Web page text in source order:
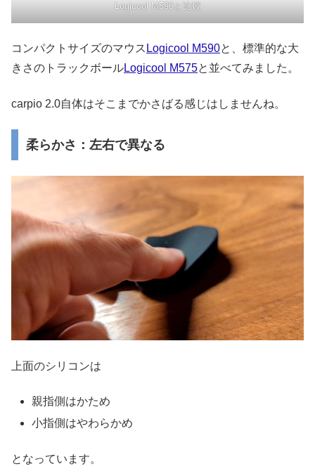
Logicool M590と比較
コンパクトサイズのマウス Logicool M590と、標準的な大
きさのトラックボールLogicool M575と並べてみました。
carpio 2.0自体はそこまでかさばる感じはしませんね。
柔らかさ：左右で異なる
上面のシリコンは
親指側はかため
小指側はやわらかめ
となっています。